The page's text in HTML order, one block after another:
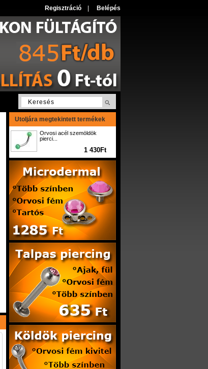
Regisztráció Belépés
Utoljára megtekintett termékek
Orvosi acél szemöldök
pierci...
1 430Ft